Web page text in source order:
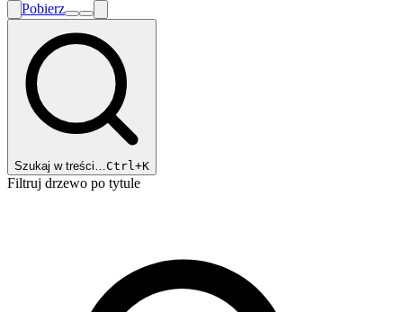
Pobierz
Szukaj w treści…Ctrl+K
Filtruj drzewo po tytule